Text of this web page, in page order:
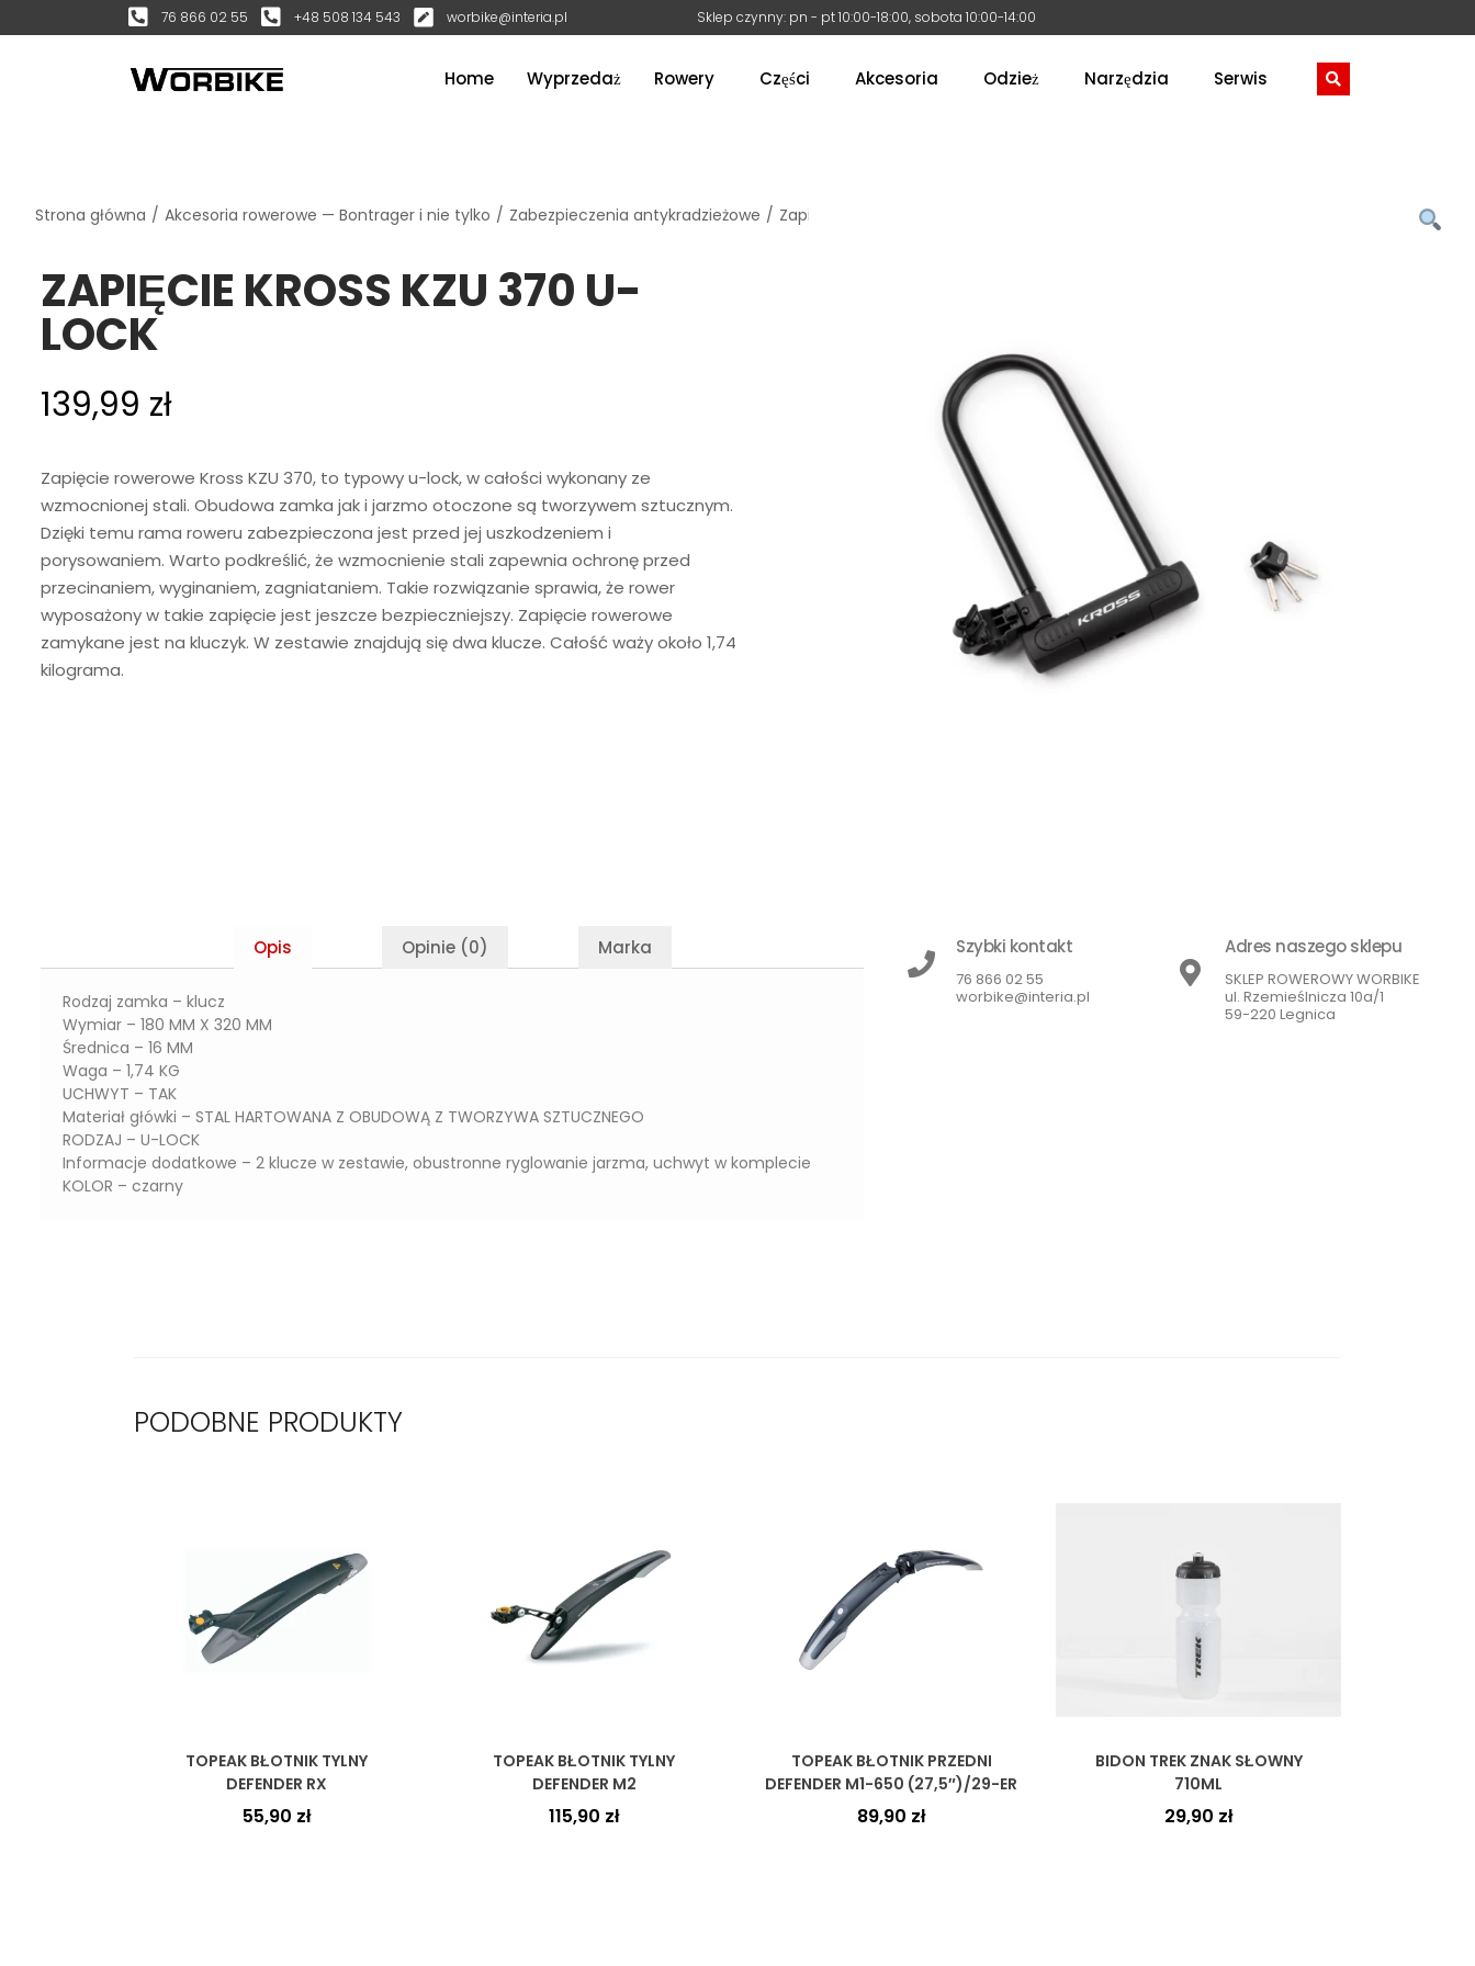
76 866 02 55 +48 508 134 543 worbike@interia.pl Sklep czynny: pn - pt 10:00-18:00, sobota 10:00-14:00
Home Wyprzedaż Rowery Części Akcesoria Odzież Narzędzia Serwis
Strona główna / Akcesoria rowerowe — Bontrager i nie tylko / Zabezpieczenia antykradzieżowe / Zapięcie Kross KZU 370 U-LOCK
ZAPIĘCIE KROSS KZU 370 U-
LOCK
139,99 zł
Zapięcie rowerowe Kross KZU 370, to typowy u-lock, w całości wykonany ze
wzmocnionej stali. Obudowa zamka jak i jarzmo otoczone są tworzywem sztucznym.
Dzięki temu rama roweru zabezpieczona jest przed jej uszkodzeniem i
porysowaniem. Warto podkreślić, że wzmocnienie stali zapewnia ochronę przed
przecinaniem, wyginaniem, zagniataniem. Takie rozwiązanie sprawia, że rower
wyposażony w takie zapięcie jest jeszcze bezpieczniejszy. Zapięcie rowerowe
zamykane jest na kluczyk. W zestawie znajdują się dwa klucze. Całość waży około 1,74
kilograma.
Opis Opinie (0) Marka
Rodzaj zamka – klucz
Wymiar – 180 MM X 320 MM
Średnica – 16 MM
Waga – 1,74 KG
UCHWYT – TAK
Materiał główki – STAL HARTOWANA Z OBUDOWĄ Z TWORZYWA SZTUCZNEGO
RODZAJ – U-LOCK
Informacje dodatkowe – 2 klucze w zestawie, obustronne ryglowanie jarzma, uchwyt w komplecie
KOLOR – czarny
Szybki kontakt
76 866 02 55
worbike@interia.pl
Adres naszego sklepu
SKLEP ROWEROWY WORBIKE
ul. Rzemieślnicza 10a/1
59-220 Legnica
PODOBNE PRODUKTY
TOPEAK BŁOTNIK TYLNY
DEFENDER RX
55,90 zł
TOPEAK BŁOTNIK TYLNY
DEFENDER M2
115,90 zł
TOPEAK BŁOTNIK PRZEDNI
DEFENDER M1-650 (27,5″)/29-ER
89,90 zł
BIDON TREK ZNAK SŁOWNY
710ML
29,90 zł